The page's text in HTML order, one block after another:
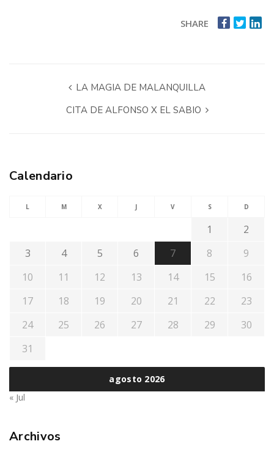
SHARE
LA MAGIA DE MALANQUILLA
CITA DE ALFONSO X EL SABIO
Calendario
agosto 2026
L M X J V S D
1
2
3
4 5 6 7 8
9
10
11 12 13 14 15
16
17
18 19 20 21 22
23
24
25 26 27 28 29
30
31
« Jul
Archivos